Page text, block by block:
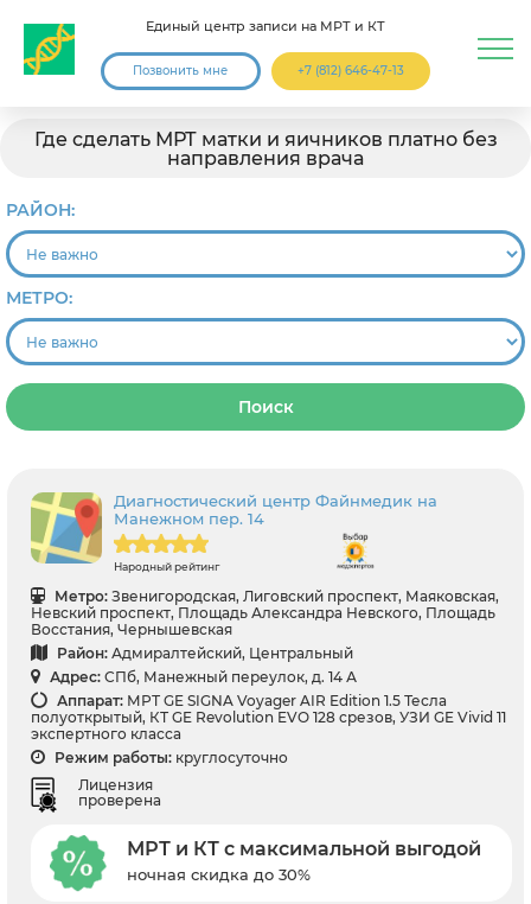
Единый центр записи на МРТ и КТ
Позвонить мне +7 (812) 646-47-13
Где сделать МРТ матки и яичников платно без
направления врача
РАЙОН:
МЕТРО:
Поиск
Диагностический центр Файнмедик на
Манежном пер. 14
Народный рейтинг
Метро: Звенигородская, Лиговский проспект, Маяковская,
Невский проспект, Площадь Александра Невского, Площадь
Восстания, Чернышевская
Район: Адмиралтейский, Центральный
Адрес: СПб, Манежный переулок, д. 14 А
Аппарат: МРТ GE SIGNA Voyager AIR Edition 1.5 Тесла
полуоткрытый, КТ GE Revolution EVO 128 срезов, УЗИ GE Vivid 11
экспертного класса
Режим работы: круглосуточно
Лицензия
проверена
МРТ и КТ с максимальной выгодой
ночная скидка до 30%